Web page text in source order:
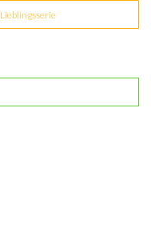
Lieblingsserie